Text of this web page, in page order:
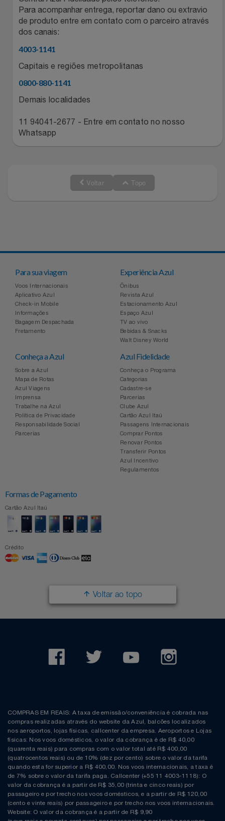
Para acompanhar entrega, reportar dano ou extravio
de produto entre em contato com o parceiro através
dos canais:
4003-1141
Capitais e regiões metropolitanas
0800-880-1141
Demais localidades
11 94041-2677 - Entre em contato no nosso
Whatsapp
Voltar Topo
Para sua viagem
Voos Internacionais
Aplicativo Azul
Check-in Mobile
Informações
Bagagem Despachada
Fretamento
Experiência Azul
Ônibus
Revista Azul
Estacionamento Azul
Espaço Azul
TV ao vivo
Bebidas & Snacks
Walt Disney World
Conheça a Azul
Sobre a Azul
Mapa de Rotas
Azul Viagens
Imprensa
Trabalhe na Azul
Política de Privacidade
Responsabilidade Social
Parcerias
Azul Fidelidade
Conheça o Programa
Categorias
Cadastre-se
Parcerias
Clube Azul
Cartão Azul Itaú
Passagens Internacionais
Comprar Pontos
Renovar Pontos
Transferir Pontos
Azul Incentivo
Regulamentos
Formas de Pagamento
Cartão Azul Itaú
Crédito
Voltar ao topo
COMPRAS EM REAIS: A taxa de emissão/conveniência é cobrada nas
compras realizadas através do website da Azul, balcões localizados
nos aeroportos, lojas físicas, callcenter da empresa. Aeroportos e Lojas
físicas: Nos voos domésticos, o valor da cobrança é de R$ 40,00
(quarenta reais) para compras com o valor total até R$ 400,00
(quatrocentos reais) ou de 10% (dez por cento) sobre o valor da tarifa
quando esta for superior a R$ 400,00. Nos voos internacionais, a taxa é
de 7% sobre o valor da tarifa paga. Callcenter (+55 11 4003-1118): O
valor da cobrança é a partir de R$ 35,00 (trinta e cinco reais) por
passageiro e por trecho nos voos domésticos, e a partir de R$ 120,00
(cento e vinte reais) por passageiro e por trecho nos voos internacionais.
Website: O valor da cobrança é a partir de R$ 9,90